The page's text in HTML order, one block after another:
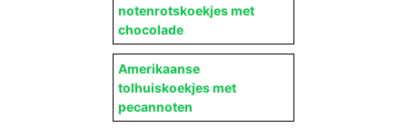
notenrotskoekjes met
chocolade
Amerikaanse
tolhuiskoekjes met
pecannoten